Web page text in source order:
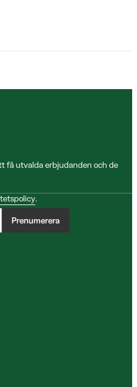
få utvalda erbjudanden och de
.
Prenumerera